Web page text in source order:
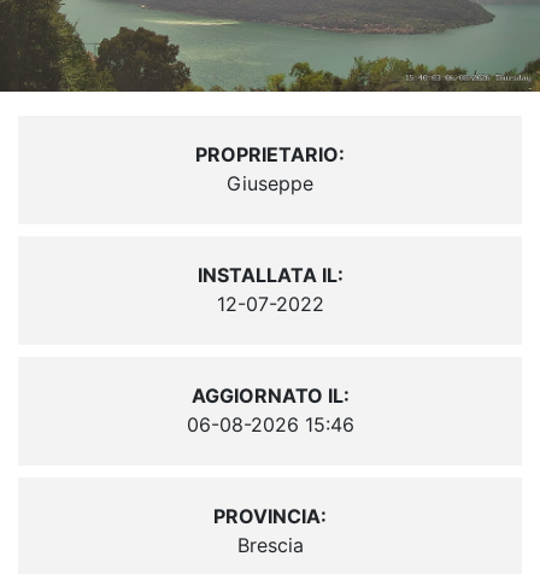
PROPRIETARIO:
Giuseppe
INSTALLATA IL:
12-07-2022
AGGIORNATO IL:
06-08-2026 15:46
PROVINCIA:
Brescia